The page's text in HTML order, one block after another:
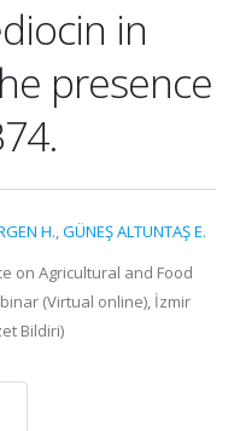
in
presence
H.,GÜNEŞ ALTUNTAŞ E.
on Agricultural and Food
(Virtual online), İzmir
Bildiri)